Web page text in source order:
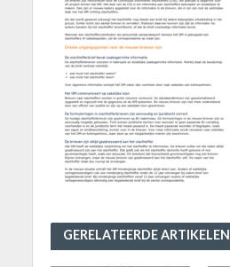
GERELATEERDE ARTIKELEN